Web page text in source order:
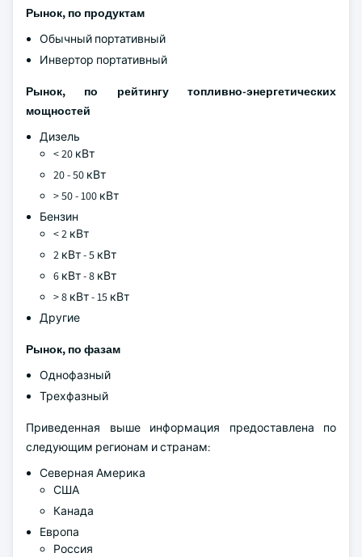
Рынок, по продуктам
Обычный портативный
Инвертор портативный
Рынок, по рейтингу топливно-энергетических
мощностей
Дизель
< 20 кВт
20 - 50 кВт
> 50 - 100 кВт
Бензин
< 2 кВт
2 кВт - 5 кВт
6 кВт - 8 кВт
> 8 кВт - 15 кВт
Другие
Рынок, по фазам
Однофазный
Трехфазный
Приведенная выше информация предоставлена по
следующим регионам и странам:
Северная Америка
США
Канада
Европа
Россия